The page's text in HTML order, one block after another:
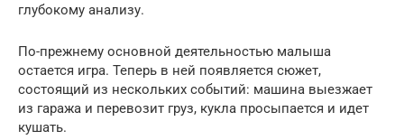
глубокому анализу.
По-прежнему основной деятельностью малыша
остается игра. Теперь в ней появляется сюжет,
состоящий из нескольких событий: машина выезжает
из гаража и перевозит груз, кукла просыпается и идет
кушать.